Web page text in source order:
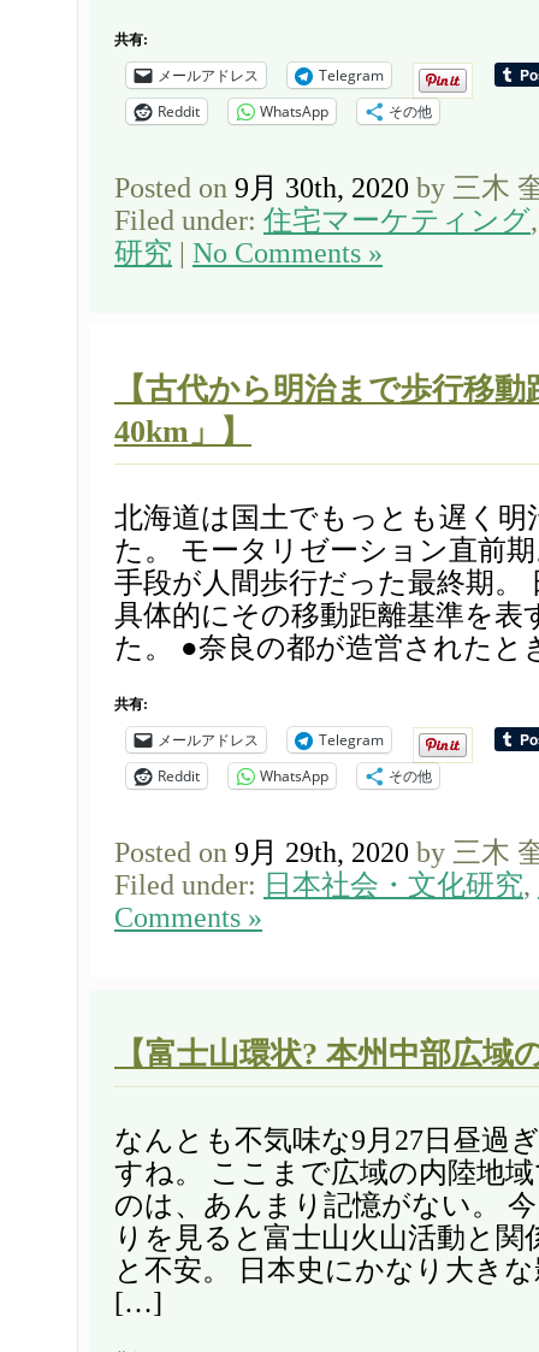
共有:
メールアドレス
Telegram
Reddit
WhatsApp その他
Posted on 9月 30th, 2020 by 三木
Filed under: 住宅マーケティング
研究 | No Comments »
【古代から明治まで歩行移動
40km」】
北海道は国土でもっとも遅く明
た。 モータリゼーション直前
手段が人間歩行だった最終期。
具体的にその移動距離基準を表
た。 ●奈良の都が造営された
共有:
メールアドレス
Telegram
Reddit
WhatsApp その他
Posted on 9月 29th, 2020 by 三木
Filed under: 日本社会・文化研究,
Comments »
【富士山環状? 本州中部広域
なんとも不気味な9月27日昼過
すね。 ここまで広域の内陸地
のは、あんまり記憶がない。
りを見ると富士山火山活動と
と不安。 日本史にかなり大き
[…]